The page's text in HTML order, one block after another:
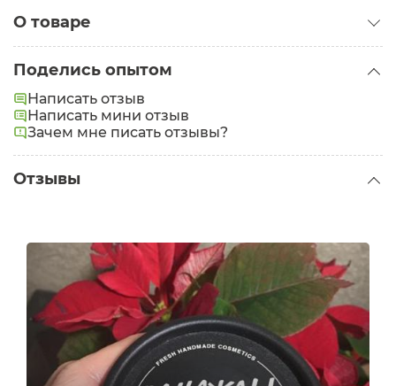
О товаре
Поделись опытом
Написать отзыв
Написать мини отзыв
Зачем мне писать отзывы?
Отзывы